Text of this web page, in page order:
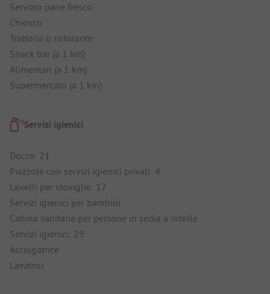
Servizio pane fresco
Chiosco
Trattoria o ristorante
Snack bar (a 1 km)
Alimentari (a 1 km)
Supermercato (a 1 km)
Servizi igienici
Docce: 21
Piazzole con servizi igienici privati: 4
Lavelli per stoviglie: 17
Servizi igienici per bambini
Cabina sanitaria per persone in sedia a rotelle
Servizi igienici: 29
Asciugatrice
Lavatrici